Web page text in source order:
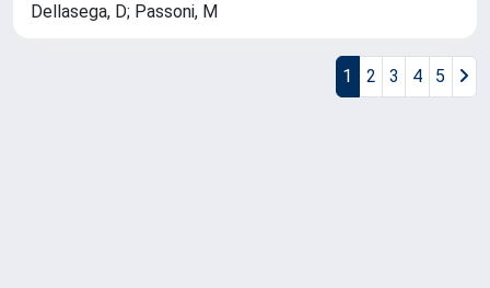
Dellasega, D; Passoni, M
1 2 3 4 5